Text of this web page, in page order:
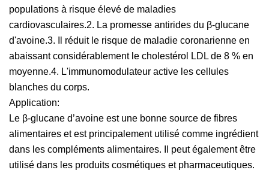
populations à risque élevé de maladies
cardiovasculaires.2. La promesse antirides du β-glucane
d'avoine.3. Il réduit le risque de maladie coronarienne en
abaissant considérablement le cholestérol LDL de 8 % en
moyenne.4. L'immunomodulateur active les cellules
blanches du corps.
Application:
Le β-glucane d’avoine est une bonne source de fibres
alimentaires et est principalement utilisé comme ingrédient
dans les compléments alimentaires. Il peut également être
utilisé dans les produits cosmétiques et pharmaceutiques.